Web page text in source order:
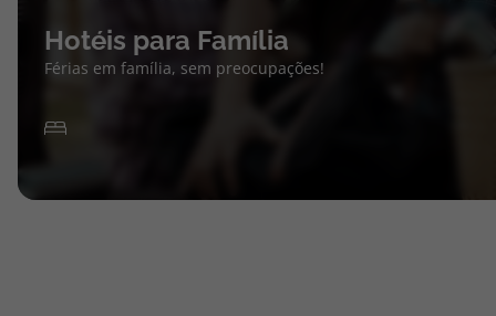
Hotéis para Família
Férias em família, sem preocupações!